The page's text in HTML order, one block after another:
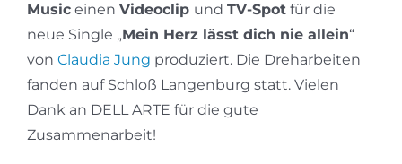
Music einen Videoclip und TV-Spot für die
neue Single „Mein Herz lässt dich nie allein“
von Claudia Jung produziert. Die Dreharbeiten
fanden auf Schloß Langenburg statt. Vielen
Dank an DELL ARTE für die gute
Zusammenarbeit!